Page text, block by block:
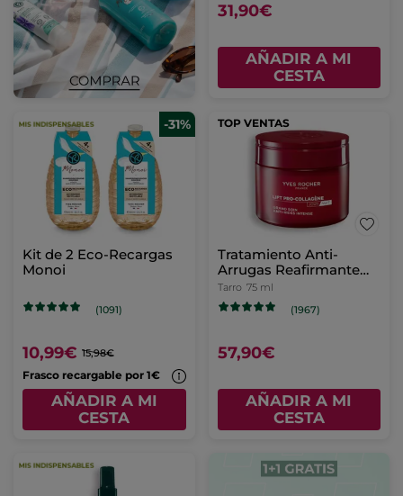
31,90€
AÑADIR A MI
CESTA
-31%
Kit de 2 Eco-Recargas
Monoi
(1091)
10,99€ 15,98€
Frasco recargable por 1€
AÑADIR A MI
CESTA
TOP VENTAS
Tratamiento Anti-
Arrugas Reafirmante
Intenso Día y Noche
Tarro 75 ml
(1967)
57,90€
AÑADIR A MI
CESTA